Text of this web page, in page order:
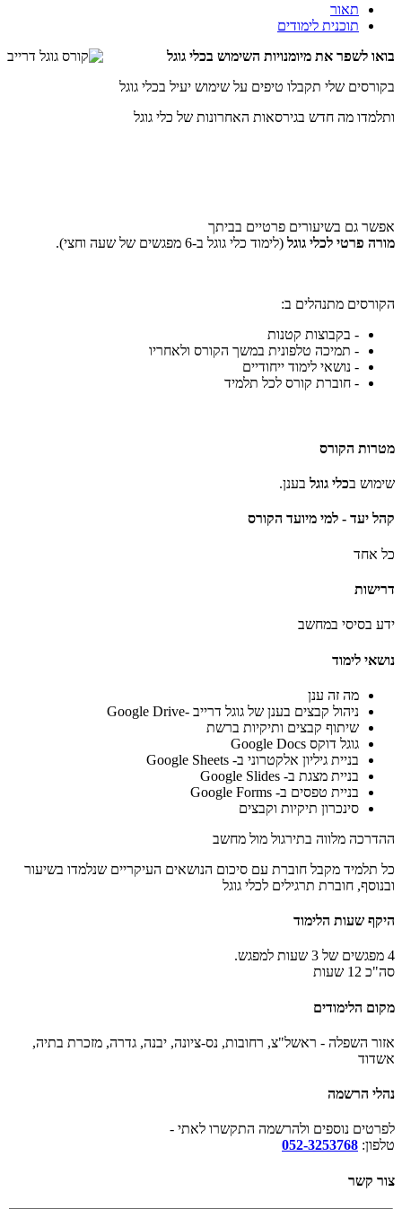
תאור
תוכנית לימודים
בואו לשפר את מיומנויות השימוש בכלי גוגל
בקורסים שלי תקבלו טיפים על שימוש יעיל בכלי גוגל
ותלמדו מה חדש בגירסאות האחרונות של כלי גוגל
אפשר גם בשיעורים פרטיים בביתך
מורה פרטי לכלי גוגל (לימוד כלי גוגל ב-6 מפגשים של שעה וחצי).
הקורסים מתנהלים ב:
- בקבוצות קטנות
- תמיכה טלפונית במשך הקורס ולאחריו
- נושאי לימוד ייחודיים
- חוברת קורס לכל תלמיד
מטרות הקורס
שימוש בכלי גוגל בענן.
קהל יעד - למי מיועד הקורס
כל אחד
דרישות
ידע בסיסי במחשב
נושאי לימוד
מה זה ענן
ניהול קבצים בענן של גוגל דרייב -Google Drive
שיתוף קבצים ותיקיות ברשת
גוגל דוקס Google Docs
בניית גיליון אלקטרוני ב- Google Sheets
בניית מצגת ב- Google Slides
בניית טפסים ב- Google Forms
סינכרון תיקיות וקבצים
ההדרכה מלווה בתירגול מול מחשב
כל תלמיד מקבל חוברת עם סיכום הנושאים העיקריים שנלמדו בשיעור
ובנוסף, חוברת תרגילים לכלי גוגל
היקף שעות הלימוד
4 מפגשים של 3 שעות למפגש.
סה"כ 12 שעות
מקום הלימודים
אזור השפלה - ראשל"צ, רחובות, נס-ציונה, יבנה, גדרה, מזכרת בתיה,
אשדוד
נהלי הרשמה
לפרטים נוספים ולהרשמה התקשרו לאתי -
טלפון: 052-3253768
צור קשר